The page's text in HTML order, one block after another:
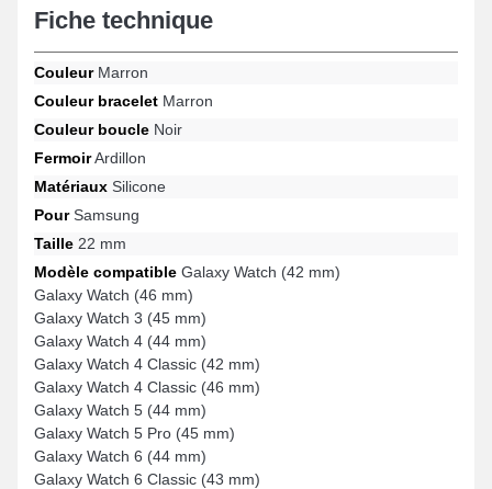
fabrication et adaptabilité, cet accessoire horloger Samsung
procure une compatibilité avec une large gamme de manière
harmonieuse tout en proposant une robustesse exemplaire.
Fiche technique
CouleurMarron
Couleur bracelet Marron
Couleur boucle Noir
FermoirArdillon
Matériaux Silicone
PourSamsung
Taille 22 mm
Modèle compatible Galaxy Watch (42 mm)
Galaxy Watch (46 mm)
Galaxy Watch 3 (45 mm)
Galaxy Watch 4 (44 mm)
Galaxy Watch 4 Classic (42 mm)
Galaxy Watch 4 Classic (46 mm)
Galaxy Watch 5 (44 mm)
Galaxy Watch 5 Pro (45 mm)
Galaxy Watch 6 (44 mm)
Galaxy Watch 6 Classic (43 mm)